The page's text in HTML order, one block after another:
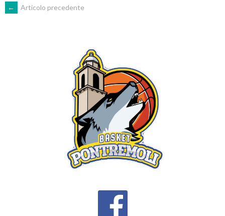
POST
← Articolo precedente